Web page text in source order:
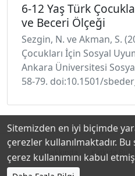
6-12 Yaş Türk
ve Beceri Ölçeği
Sezgin, N. ve Akman, S.
Çocukları İçin Sosyal
Ankara Üniversitesi
58-79. doi:10.1501/
Hakkında Katkıda
Sitemizden en iyi biçimde
çerezler kullanılmaktadır. Bu
çerez kullanımını kabul